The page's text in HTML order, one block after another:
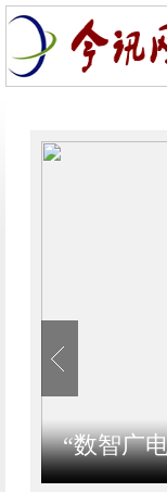
“数智广